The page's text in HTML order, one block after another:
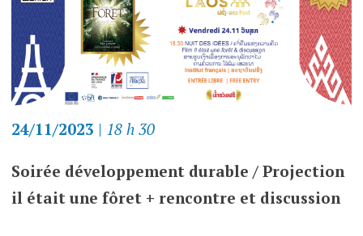
24/11/2023 | 18 h 30
Soirée développement durable / Projection
il était une fôret + rencontre et discussion